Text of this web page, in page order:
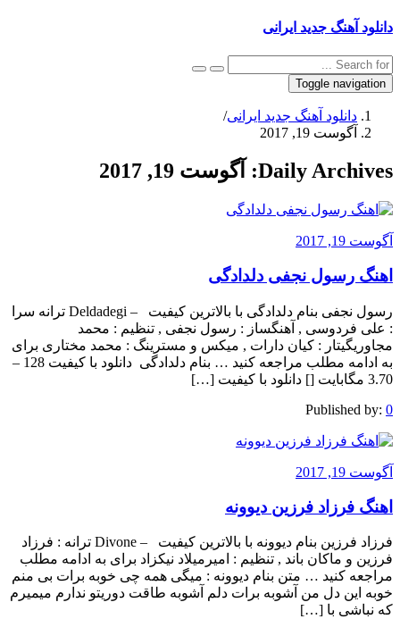
دانلود آهنگ جدید ایرانی
Toggle navigation
دانلود آهنگ جدید ایرانی/
آگوست 19, 2017
Daily Archives: آگوست 19, 2017
آگوست 19, 2017
اهنگ رسول نجفی دلدادگی
رسول نجفی بنام دلدادگی با بالاترین کیفیت – Deldadegi ترانه سرا
: علی فردوسی , آهنگساز : رسول نجفی , تنظیم : محمد
مجاوریگیتار : کیان دارات , میکس و مسترینگ : محمد مختاری برای
به ادامه مطلب مراجعه کنید … بنام دلدادگی دانلود با کیفیت 128 –
3.70 مگابایت [] دانلود با کیفیت […]
Published by: 0
آگوست 19, 2017
اهنگ فرزاد فرزین دیوونه
فرزاد فرزین بنام دیوونه با بالاترین کیفیت – Divone ترانه : فرزاد
فرزین و ماکان باند , تنظیم : امیرمیلاد نیکزاد برای به ادامه مطلب
مراجعه کنید … متن بنام دیوونه : میگی همه چی خوبه برات بی منم
خوبه این دل من آشوبه برات دلم آشوبه طاقت دوریتو ندارم میمیرم
که نباشی با […]